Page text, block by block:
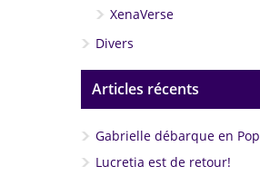
XenaVerse
Divers
Articles récents
Gabrielle débarque en Pop
Lucretia est de retour!